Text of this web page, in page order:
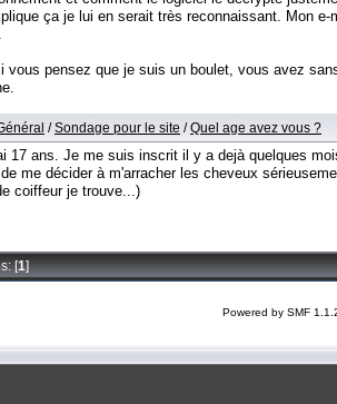
ça je lui en serait très reconnaissant. Mon
vous pensez que je suis un boulet, vous avez
/Sondage pour le site /Quel age avez vous ?
17 ans. Je me suis inscrit il y a dejà quelques
me décider à m'arracher les cheveux
coiffeur je trouve...)
[1]
Powered by SMF